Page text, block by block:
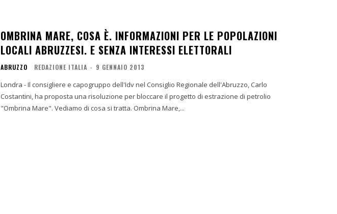
OMBRINA MARE, COSA È. INFORMAZIONI PER LE POPOLAZIONI
LOCALI ABRUZZESI. E SENZA INTERESSI ELETTORALI
ABRUZZO REDAZIONE ITALIA - 9 GENNAIO 2013
Londra - Il consigliere e capogruppo dell'Idv nel Consiglio Regionale dell'Abruzzo, Carlo
Costantini, ha proposta una risoluzione per bloccare il progetto di estrazione di petrolio
"Ombrina Mare". Vediamo di cosa si tratta. Ombrina Mare,...